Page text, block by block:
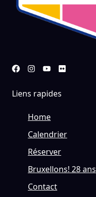
Liens rapides
Home
Calendrier
Réserver
Bruxellons! 28 ans
Contact